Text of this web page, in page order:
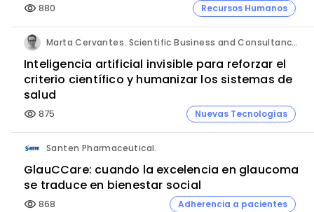
visibility 880 Recursos Humanos
Marta Cervantes. Scientific Business and Consultancy. Punta Alta.
Inteligencia artificial invisible para reforzar el
criterio científico y humanizar los sistemas de
salud
visibility 875 Nuevas Tecnologías
Santen Pharmaceutical.
GlauCCare: cuando la excelencia en glaucoma
se traduce en bienestar social
visibility 868 Adherencia a pacientes